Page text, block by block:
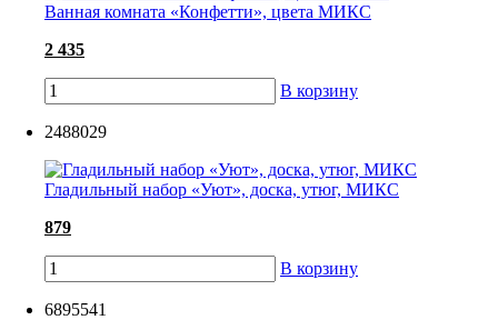
Ванная комната «Конфетти», цвета МИКС
2 435
В корзину
2488029
Гладильный набор «Уют», доска, утюг, МИКС
879
В корзину
6895541